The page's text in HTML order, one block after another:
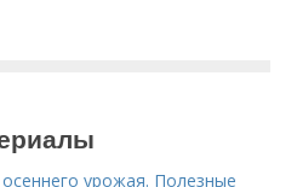
урожая. Полезные